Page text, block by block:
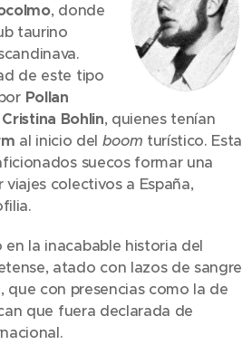
, donde
taurino
de este tipo
Pollan
Cristina Bohlin, quienes tenían
al inicio del boom turístico. Esta
suecos formar una
colectivos a España,
la inacabable historia del
atado con lazos de sangre
, que con presencias como la de
que fuera declarada de